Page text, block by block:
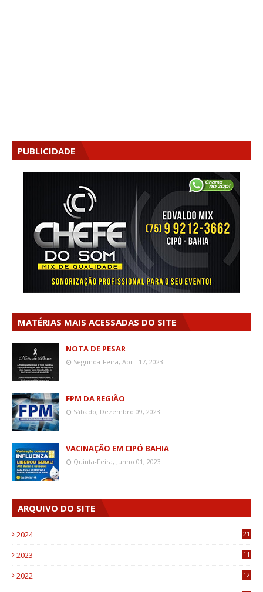
PUBLICIDADE
MATÉRIAS MAIS ACESSADAS DO SITE
NOTA DE PESAR
Segunda-Feira, Abril 17, 2023
FPM DA REGIÃO
Sábado, Dezembro 09, 2023
VACINAÇÃO EM CIPÓ BAHIA
Quinta-Feira, Junho 01, 2023
ARQUIVO DO SITE
2024 21
2023
11
2022
12